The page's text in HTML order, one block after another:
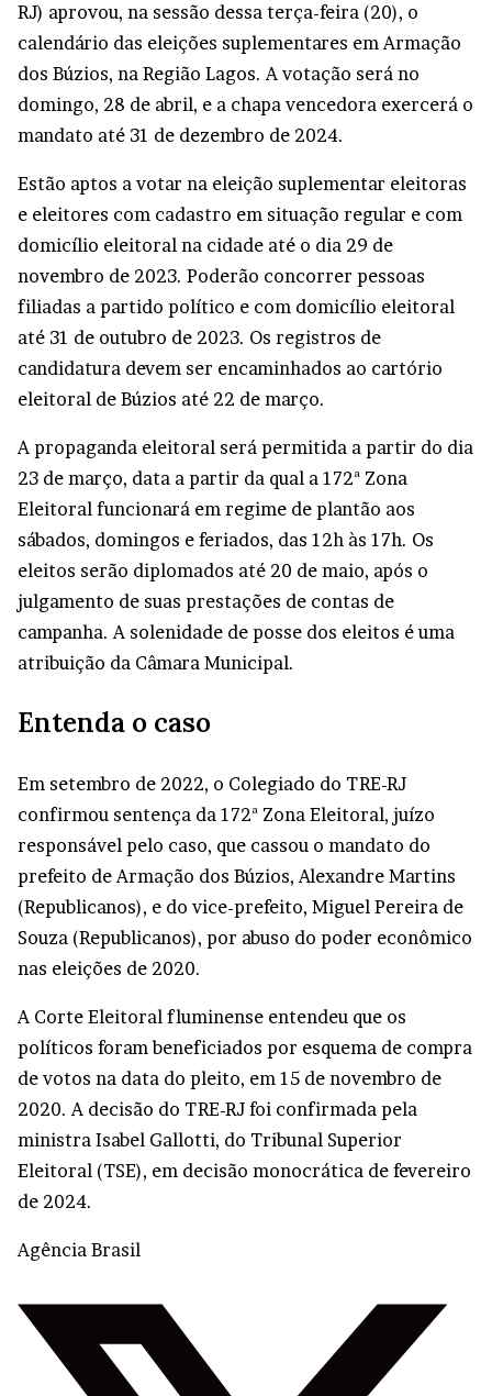
RJ) aprovou, na sessão dessa terça-feira (20), o
calendário das eleições suplementares em Armação
dos Búzios, na Região Lagos. A votação será no
domingo, 28 de abril, e a chapa vencedora exercerá o
mandato até 31 de dezembro de 2024.
Estão aptos a votar na eleição suplementar eleitoras
e eleitores com cadastro em situação regular e com
domicílio eleitoral na cidade até o dia 29 de
novembro de 2023. Poderão concorrer pessoas
filiadas a partido político e com domicílio eleitoral
até 31 de outubro de 2023. Os registros de
candidatura devem ser encaminhados ao cartório
eleitoral de Búzios até 22 de março.
A propaganda eleitoral será permitida a partir do dia
23 de março, data a partir da qual a 172ª Zona
Eleitoral funcionará em regime de plantão aos
sábados, domingos e feriados, das 12h às 17h. Os
eleitos serão diplomados até 20 de maio, após o
julgamento de suas prestações de contas de
campanha. A solenidade de posse dos eleitos é uma
atribuição da Câmara Municipal.
Entenda o caso
Em setembro de 2022, o Colegiado do TRE-RJ
confirmou sentença da 172ª Zona Eleitoral, juízo
responsável pelo caso, que cassou o mandato do
prefeito de Armação dos Búzios, Alexandre Martins
(Republicanos), e do vice-prefeito, Miguel Pereira de
Souza (Republicanos), por abuso do poder econômico
nas eleições de 2020.
A Corte Eleitoral fluminense entendeu que os
políticos foram beneficiados por esquema de compra
de votos na data do pleito, em 15 de novembro de
2020. A decisão do TRE-RJ foi confirmada pela
ministra Isabel Gallotti, do Tribunal Superior
Eleitoral (TSE), em decisão monocrática de fevereiro
de 2024.
Agência Brasil